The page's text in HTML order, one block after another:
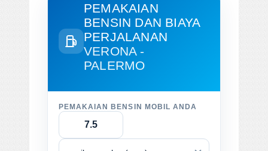
PEMAKAIAN
BENSIN DAN BIAYA
PERJALANAN
VERONA -
PALERMO
PEMAKAIAN BENSIN MOBIL ANDA